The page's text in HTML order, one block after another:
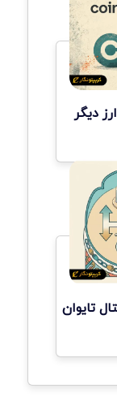
۶ جفت ارز دیگر
تایوان